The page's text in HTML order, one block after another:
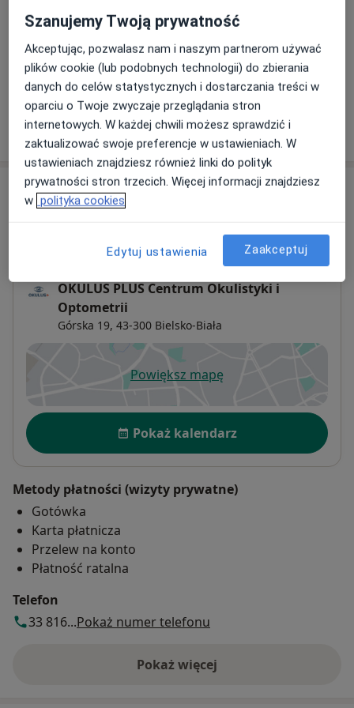
Laserowa korekcja wady wzroku
Od 2 500 zł Szczegóły
W jaki sposób ustalane są ceny?
Adresy (3)
OKULUS PLUS Centrum Okulistyki i
Optometrii
Górska 19, 43-300 Bielsko-Biała
Powiększ mapęotwiera się w nowej karcie
Dostępność
Pokaż kalendarz
Metody płatności (wizyty prywatne)
Gotówka
Karta płatnicza
Przelew na konto
Płatność ratalna
Telefon
33 816...Pokaż numer telefonu
Pokaż więcej
o adresie
Szanujemy Twoją prywatność
Akceptując, pozwalasz nam i naszym partnerom używać
plików cookie (lub podobnych technologii) do zbierania
danych do celów statystycznych i dostarczania treści w
oparciu o Twoje zwyczaje przeglądania stron
internetowych. W każdej chwili możesz sprawdzić i
zaktualizować swoje preferencje w ustawieniach. W
ustawieniach znajdziesz również linki do polityk
prywatności stron trzecich. Więcej informacji znajdziesz
w polityka cookies
Edytuj ustawienia Zaakceptuj